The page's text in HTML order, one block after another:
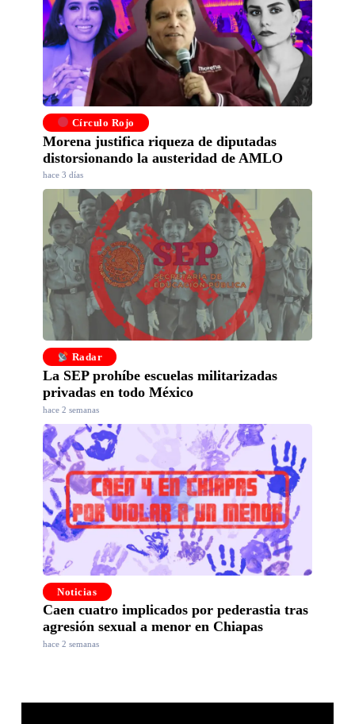
Círculo Rojo
Morena justifica riqueza de diputadas
distorsionando la austeridad de AMLO
hace 3 días
Radar
La SEP prohíbe escuelas militarizadas
privadas en todo México
hace 2 semanas
Noticias
Caen cuatro implicados por pederastia tras
agresión sexual a menor en Chiapas
hace 2 semanas